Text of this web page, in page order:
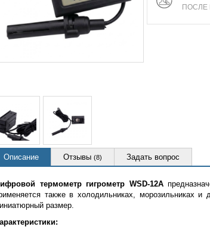
ПОСЛЕ
Описание Отзывы (8) Задать вопрос
термометр гигрометр WSD-12A
также в холодильниках, морозильниках
размер.